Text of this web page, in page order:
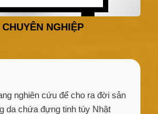
CHUYÊN NGHIỆP
nghiên cứu để cho ra đời sản
da chứa đựng tinh túy Nhật